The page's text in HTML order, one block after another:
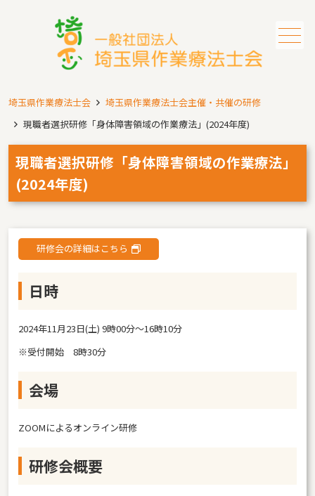
埼玉県作業療法士会
埼玉県作業療法士会主催・共催の研修
現職者選択研修「身体障害領域の作業療法」(2024年度)
現職者選択研修「身体障害領域の作業療法」
(2024年度)
研修会の詳細はこちら
日時
2024年11月23日(土) 9時00分～16時10分
※受付開始 8時30分
会場
ZOOMによるオンライン研修
研修会概要